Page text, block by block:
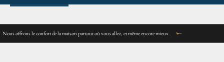
Nous offrons le confort de la maison partout où vous allez, et même encore mieux.